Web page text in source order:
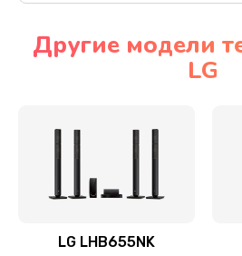
Ремонт механики
Ремонт / замена кнопок,
Другие модели
LG
LG LHB655NK